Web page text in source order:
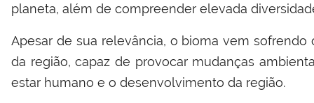
planeta, além de compreender elevada
Apesar de sua relevância, o bioma vem
da região, capaz de provocar mudanças
estar humano e o desenvolvimento da região.